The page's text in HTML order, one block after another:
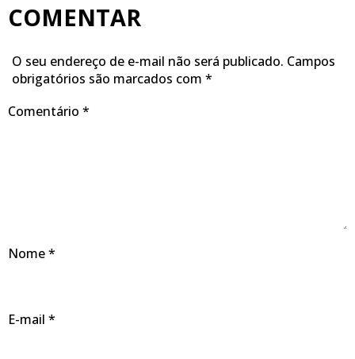
COMENTAR
O seu endereço de e-mail não será publicado. Campos
obrigatórios são marcados com *
Comentário *
Nome*
E-mail *